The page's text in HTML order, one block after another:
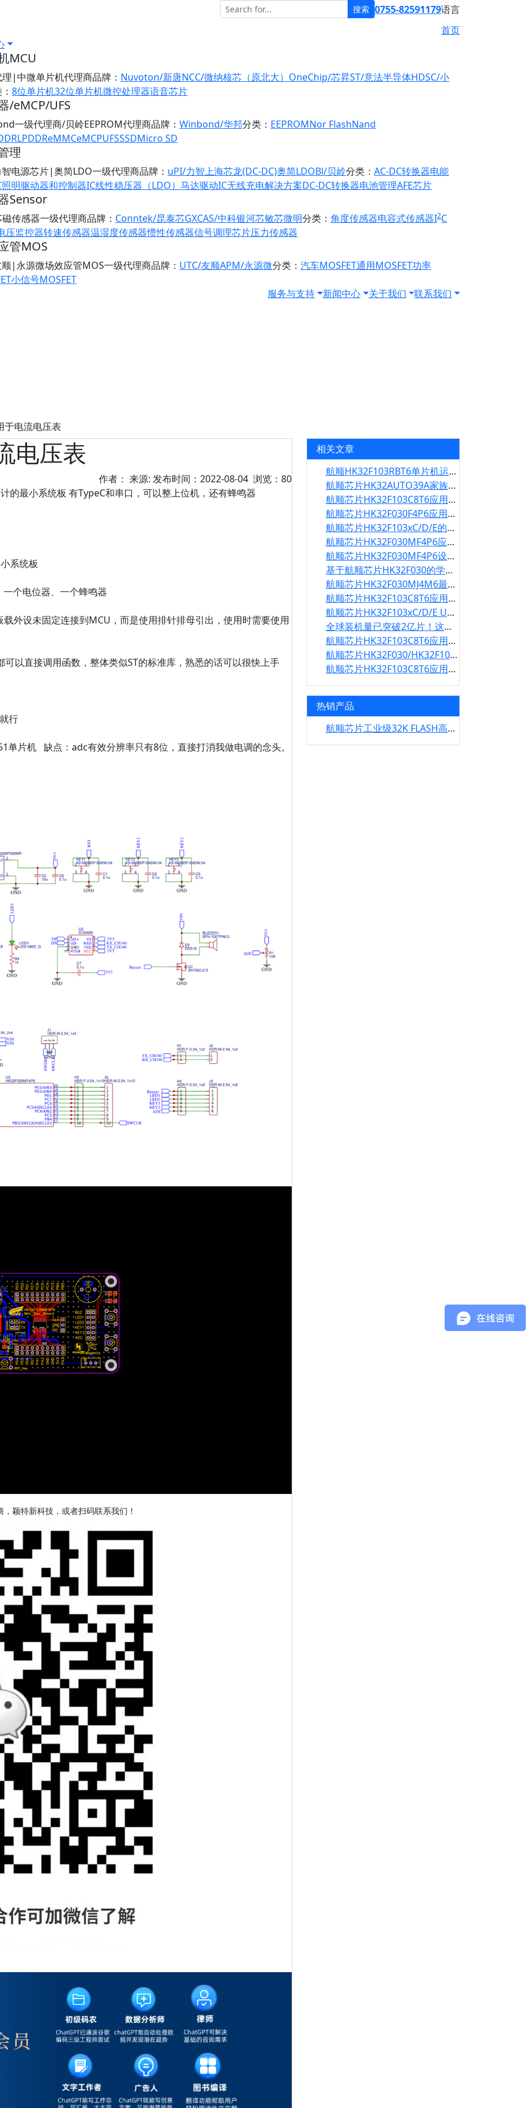
搜索 0755-82591179语言
首页
MCU
理|中微单片机代理商品牌： Nuvoton/新唐NCC/微纳核芯（原北大） OneChip/芯昇ST/意法半导体HDSC/小
8位单片机32位单片机微控处理器语音芯片
/eMCP/UFS
一级代理商/贝岭EEPROM代理商品牌： Winbond/华邦分类： EEPROMNor FlashNand
LPDDReMMCeMCPUFSSSDMicro SD
理
电源芯片|奥简LDO一级代理商品牌： uPI/力智上海芯龙(DC-DC)奥简LDOBl/贝岭分类： AC-DC转换器电能
照明驱动器和控制器IC线性稳压器（LDO） 马达驱动IC无线充电解决方案DC-DC转换器电池管理AFE芯片
Sensor
传感器一级代理商品牌： Conntek/昆泰芯GXCAS/中科银河芯敏芯微明分类： 角度传感器电容式传感器I2C
压监控器转速传感器温湿度传感器惯性传感器信号调理芯片压力传感器
管MOS
顺|永源微场效应管MOS一级代理商品牌： UTC/友顺APM/永源微分类： 汽车MOSFET通用MOSFET功率
小信号MOSFET
服务与支持
新闻中心 关于我们 联系我们
于电流电压表
电压表
作者： 来源: 发布时间：2022-08-04 浏览：80
的最小系统板 有TypeC和串口，可以整上位机，还有蜂鸣器
系统板
个电位器、一个蜂鸣器
外设未固定连接到MCU，而是使用排针排母引出，使用时需要使用
以直接调用函数，整体类似ST的标准库，熟悉的话可以很快上手
行
单片机 缺点：adc有效分辨率只有8位，直接打消我做电调的念头。
颖特新科技，或者扫码联系我们！
相关文章
航顺HK32F103RBT6单片机运行慢的解决方案
航顺芯片HK32AUTO39A家族批量应用于江铃、中兴、东南汽车等前装
航顺芯片HK32F103C8T6应用于科爵电子双路智能充电插座
航顺芯片HK32F030F4P6应用于华为双千兆双频ONT光猫
航顺芯片HK32F103xC/D/E的ADC常规和注入通道同时触发时的处理机制
航顺芯片HK32F030MF4P6应用于迷你可移动激光振镜投影
航顺芯片HK32F030MF4P6设计出最小系统板
基于航顺芯片HK32F030的学习板
航顺芯片HK32F030MJ4M6最小开发板应用于各种小项目
航顺芯片HK32F103C8T6应用于无线遥控
航顺芯片HK32F103xC/D/E USB枚举情况分析（二）
全球装机量已突破2亿片！这家公司是如何实现业绩高速增长的？
航顺芯片HK32F103C8T6应用于全彩小夜灯
航顺芯片HK32F030/HK32F103开发板使用说明
航顺芯片HK32F103C8T6应用于NFC读卡器
热销产品
航顺芯片工业级32K FLASH高品质高性价比传感/物联网/智能控制等专用HK32F030MA量产！